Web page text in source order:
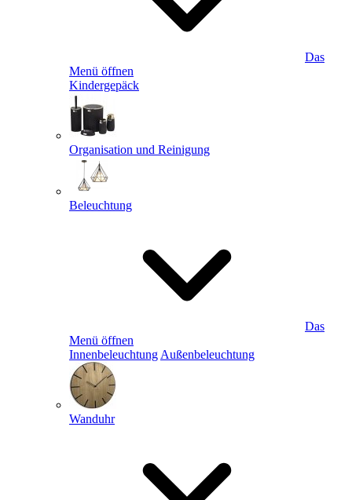
Das
Menü öffnen
Kindergepäck
Organisation und Reinigung
Beleuchtung
Das
Menü öffnen
Innenbeleuchtung Außenbeleuchtung
Wanduhr